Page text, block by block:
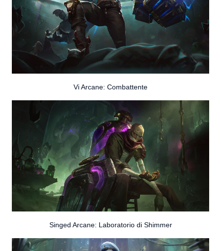
Vi Arcane: Combattente
Singed Arcane: Laboratorio di Shimmer